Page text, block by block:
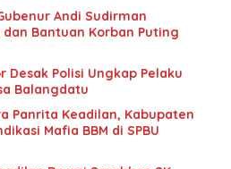
Andi Sudirman
dan Bantuan Korban Puting
Desak Polisi Ungkap Pelaku
Balangdatu
Panrita Keadilan, Kabupaten
Mafia BBM di SPBU